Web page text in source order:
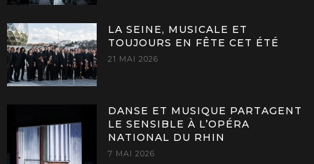
LA SEINE, MUSICALE ET
TOUJOURS EN FÊTE CET ÉTÉ
21 MAI 2026
DANSE ET MUSIQUE PARTAGENT
LE SENSIBLE À L’OPÉRA
NATIONAL DU RHIN
7 MAI 2026